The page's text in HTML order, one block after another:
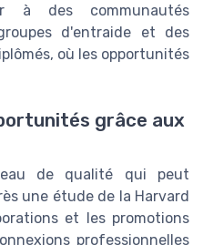
à des communautés
d'entraide et des
où les opportunités
grâce aux
de qualité qui peut
une étude de la Harvard
et les promotions
professionnelles